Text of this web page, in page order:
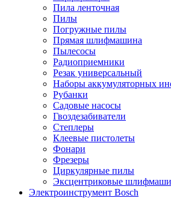
Пила ленточная
Пилы
Погружные пилы
Прямая шлифмашина
Пылесосы
Радиоприемники
Резак универсальный
Наборы аккумуляторных
Рубанки
Садовые насосы
Гвоздезабиватели
Степлеры
Клеевые пистолеты
Фонари
Фрезеры
Циркулярные пилы
Эксцентриковые
Электроинструмент Bosch